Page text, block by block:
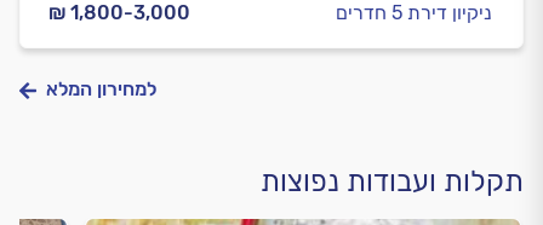
₪ 1,800-3,000 ניקיון דירת 5 חדרים
למחירון המלא
תקלות ועבודות נפוצות